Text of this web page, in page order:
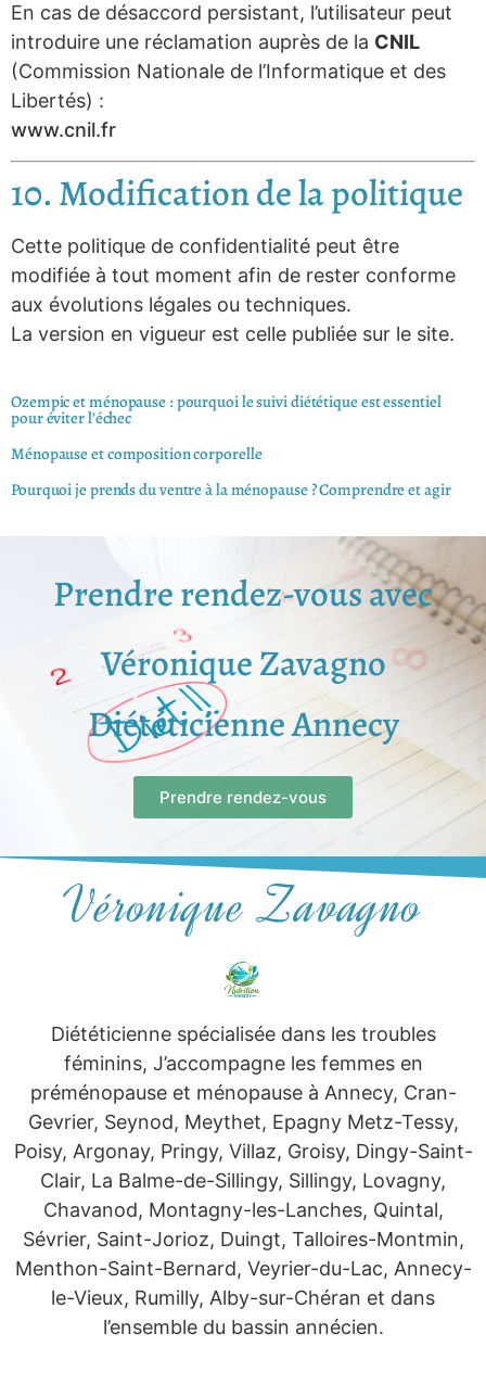
En cas de désaccord persistant, l’utilisateur peut
introduire une réclamation auprès de la CNIL
(Commission Nationale de l’Informatique et des
Libertés) :
www.cnil.fr
10. Modification de la politique
Cette politique de confidentialité peut être
modifiée à tout moment afin de rester conforme
aux évolutions légales ou techniques.
La version en vigueur est celle publiée sur le site.
Ozempic et ménopause : pourquoi le suivi diététique est essentiel
pour éviter l’échec
Ménopause et composition corporelle
Pourquoi je prends du ventre à la ménopause ? Comprendre et agir
Prendre rendez-vous avec
Véronique Zavagno
Diététicienne Annecy
Prendre rendez-vous
Véronique Zavagno
Diététicienne spécialisée dans les troubles
féminins, J’accompagne les femmes en
préménopause et ménopause à Annecy, Cran-
Gevrier, Seynod, Meythet, Epagny Metz-Tessy,
Poisy, Argonay, Pringy, Villaz, Groisy, Dingy-Saint-
Clair, La Balme-de-Sillingy, Sillingy, Lovagny,
Chavanod, Montagny-les-Lanches, Quintal,
Sévrier, Saint-Jorioz, Duingt, Talloires-Montmin,
Menthon-Saint-Bernard, Veyrier-du-Lac, Annecy-
le-Vieux, Rumilly, Alby-sur-Chéran et dans
l’ensemble du bassin annécien.